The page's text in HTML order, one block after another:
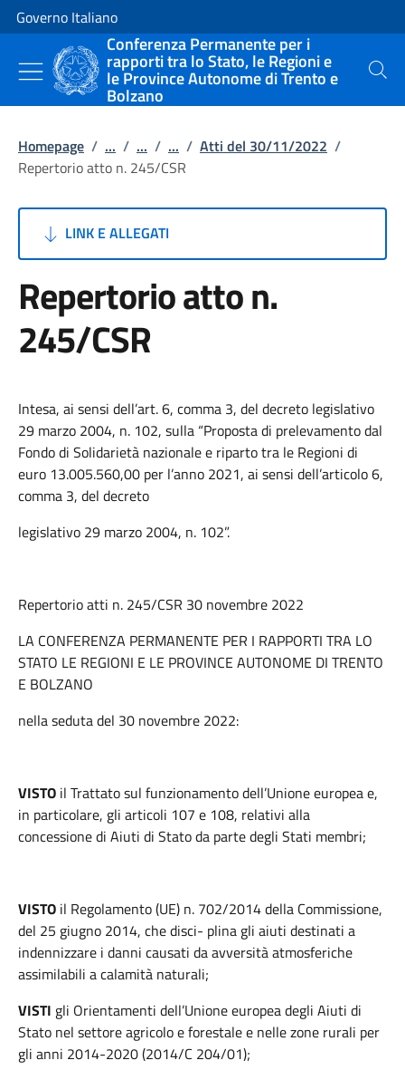
Vai al contenuto
Vai alla navigazione del sito
Governo Italiano
Conferenza Permanente per i
rapporti tra lo Stato, le Regioni e
le Province Autonome di Trento e
Bolzano
Cerca
Homepage / ... / ... / ... / Atti del 30/11/2022 /
Repertorio atto n. 245/CSR
LINK E ALLEGATI
Repertorio atto n.
245/CSR
Intesa, ai sensi dell’art. 6, comma 3, del decreto legislativo
29 marzo 2004, n. 102, sulla “Proposta di prelevamento dal
Fondo di Solidarietà nazionale e riparto tra le Regioni di
euro 13.005.560,00 per l’anno 2021, ai sensi dell’articolo 6,
comma 3, del decreto
legislativo 29 marzo 2004, n. 102”.
Repertorio atti n. 245/CSR 30 novembre 2022
LA CONFERENZA PERMANENTE PER I RAPPORTI TRA LO
STATO LE REGIONI E LE PROVINCE AUTONOME DI TRENTO
E BOLZANO
nella seduta del 30 novembre 2022:
VISTO il Trattato sul funzionamento dell’Unione europea e,
in particolare, gli articoli 107 e 108, relativi alla
concessione di Aiuti di Stato da parte degli Stati membri;
VISTO il Regolamento (UE) n. 702/2014 della Commissione,
del 25 giugno 2014, che disci- plina gli aiuti destinati a
indennizzare i danni causati da avversità atmosferiche
assimilabili a calamità naturali;
VISTI gli Orientamenti dell’Unione europea degli Aiuti di
Stato nel settore agricolo e forestale e nelle zone rurali per
gli anni 2014-2020 (2014/C 204/01);